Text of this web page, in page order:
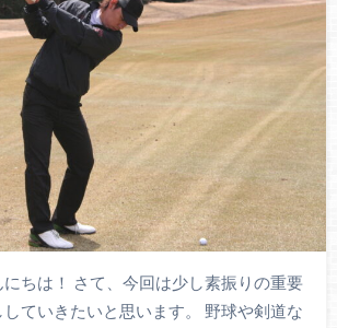
ちは！ さて、今回は少し素振りの重要
ていきたいと思います。 野球や剣道な